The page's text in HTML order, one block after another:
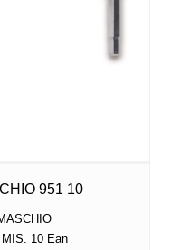
951 10
10 Ean